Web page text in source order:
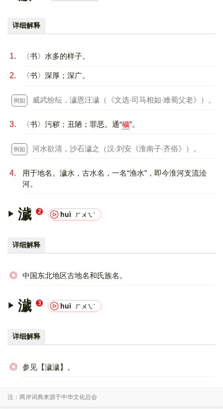
详细解释
1. 〈书〉水多的样子。
2. 〈书〉深厚；深广。
例如 ： 威武纷纭，濊恩汪濊（《文选‧司马相如‧难蜀父老》）。
3. 〈书〉污秽；丑陋；罪恶。通“穢”。
例如 ：河水欲清，沙石濊之（汉‧刘安《淮南子‧齐俗》）。
4.
用于地名。濊水，古水名，一名“渔水”，即今淮河支流浍
河。
濊 2 huì ㄏㄨㄟˋ
详细解释
◎ 中国东北地区古地名和氏族名。
濊 3 huì ㄏㄨㄟˋ
详细解释
◎ 参见【濊濊】。
注：两岸词典来源于中华文化总会